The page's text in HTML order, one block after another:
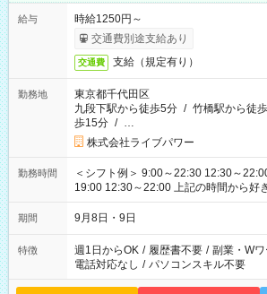
給与
時給1250円～
交通費別途支給あり
交通費 支給（規定有り）
勤務地
東京都千代田区
九段下駅から徒歩5分 / 竹橋駅から徒
歩15分 / …
株式会社ライブパワー
勤務時間
＜シフト例＞ 9:00～22:30 12:30～
19:00 12:30～22:00 上記の時間から好きな時間を選べます！ ※
時間は変更となる可能性があります
期間 9月8日・9日
特徴 週1日からOK / 履歴書不要 / 副業・W
電話対応なし / パソコンスキル不要